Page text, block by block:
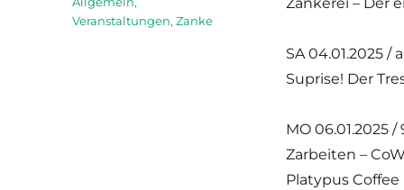
SA 04.01.2025 /
Suprise! Der
MO 06.01.2025 /
Zarbeiten –
Platypus Coffee
Veranstaltungen,Zanke